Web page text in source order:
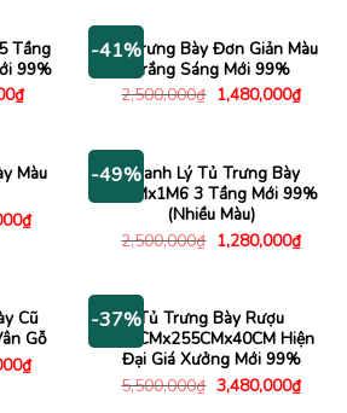
Tầng
99%
₫Giá
hiện
990,000₫.
-41%
Tủ Trưng Bày Đơn Giản Màu
Trắng Sáng Mới 99%
2,500,000₫ Giá
gốc
1,480,000₫Giá
hiện
Màu
₫Giá
hiện
-49%Thanh Lý Tủ Trưng Bày
80CMx1M6 3 Tầng Mới 99%
(Nhiều Màu)
2,500,000₫ Giá
gốc
1,280,000₫Giá
hiện
Cũ
Gỗ
₫Giá
hiện
-37%Tủ Trưng Bày Rượu
117CMx255CMx40CM Hiện
Đại Giá Xưởng Mới 99%
5,500,000₫ Giá
gốc
3,480,000₫Giá
hiện